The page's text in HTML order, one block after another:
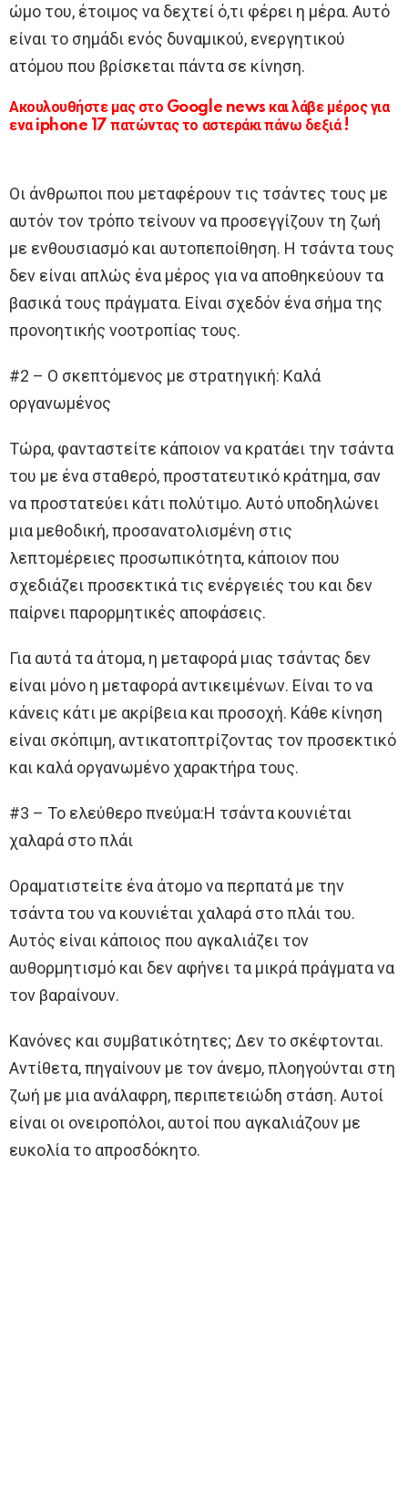
ώμο του, έτοιμος να δεχτεί ό,τι φέρει η μέρα. Αυτό
είναι το σημάδι ενός δυναμικού, ενεργητικού
ατόμου που βρίσκεται πάντα σε κίνηση.
Ακουλουθήστε μας στο Google news και λάβε μέρος για
ενα iphone 17 πατώντας το αστεράκι πάνω δεξιά !
Οι άνθρωποι που μεταφέρουν τις τσάντες τους με
αυτόν τον τρόπο τείνουν να προσεγγίζουν τη ζωή
με ενθουσιασμό και αυτοπεποίθηση. Η τσάντα τους
δεν είναι απλώς ένα μέρος για να αποθηκεύουν τα
βασικά τους πράγματα. Είναι σχεδόν ένα σήμα της
προνοητικής νοοτροπίας τους.
#2 – Ο σκεπτόμενος με στρατηγική: Καλά
οργανωμένος
Τώρα, φανταστείτε κάποιον να κρατάει την τσάντα
του με ένα σταθερό, προστατευτικό κράτημα, σαν
να προστατεύει κάτι πολύτιμο. Αυτό υποδηλώνει
μια μεθοδική, προσανατολισμένη στις
λεπτομέρειες προσωπικότητα, κάποιον που
σχεδιάζει προσεκτικά τις ενέργειές του και δεν
παίρνει παρορμητικές αποφάσεις.
Για αυτά τα άτομα, η μεταφορά μιας τσάντας δεν
είναι μόνο η μεταφορά αντικειμένων. Είναι το να
κάνεις κάτι με ακρίβεια και προσοχή. Κάθε κίνηση
είναι σκόπιμη, αντικατοπτρίζοντας τον προσεκτικό
και καλά οργανωμένο χαρακτήρα τους.
#3 – Το ελεύθερο πνεύμα:Η τσάντα κουνιέται
χαλαρά στο πλάι
Οραματιστείτε ένα άτομο να περπατά με την
τσάντα του να κουνιέται χαλαρά στο πλάι του.
Αυτός είναι κάποιος που αγκαλιάζει τον
αυθορμητισμό και δεν αφήνει τα μικρά πράγματα να
τον βαραίνουν.
Κανόνες και συμβατικότητες; Δεν το σκέφτονται.
Αντίθετα, πηγαίνουν με τον άνεμο, πλοηγούνται στη
ζωή με μια ανάλαφρη, περιπετειώδη στάση. Αυτοί
είναι οι ονειροπόλοι, αυτοί που αγκαλιάζουν με
ευκολία το απροσδόκητο.